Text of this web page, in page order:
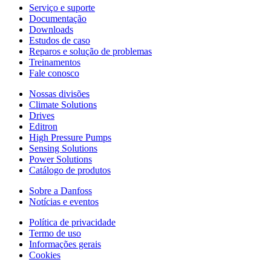
Serviço e suporte
Documentação
Downloads
Estudos de caso
Reparos e solução de problemas
Treinamentos
Fale conosco
Nossas divisões
Climate Solutions
Drives
Editron
High Pressure Pumps
Sensing Solutions
Power Solutions
Catálogo de produtos
Sobre a Danfoss
Notícias e eventos
Política de privacidade
Termo de uso
Informações gerais
Cookies